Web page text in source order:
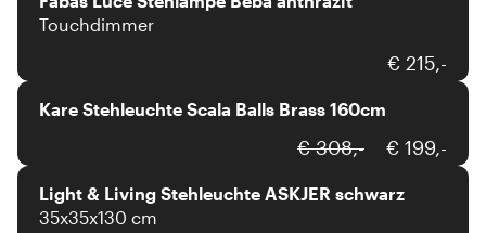
Touchdimmer
€ 215,-
Kare
Kare Stehleuchte Scala Balls Brass 160cm
€ 308,- € 199,-
Light & Living
Light & Living Stehleuchte ASKJER schwarz
35x35x130 cm